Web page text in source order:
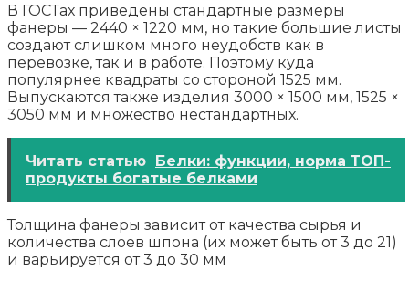
В ГОСТах приведены стандартные размеры
фанеры — 2440 × 1220 мм, но такие большие листы
создают слишком много неудобств как в
перевозке, так и в работе. Поэтому куда
популярнее квадраты со стороной 1525 мм.
Выпускаются также изделия 3000 × 1500 мм, 1525 ×
3050 мм и множество нестандартных.
Читать статью Белки: функции, норма ТОП-
продукты богатые белками
Толщина фанеры зависит от качества сырья и
количества слоев шпона (их может быть от 3 до 21)
и варьируется от 3 до 30 мм